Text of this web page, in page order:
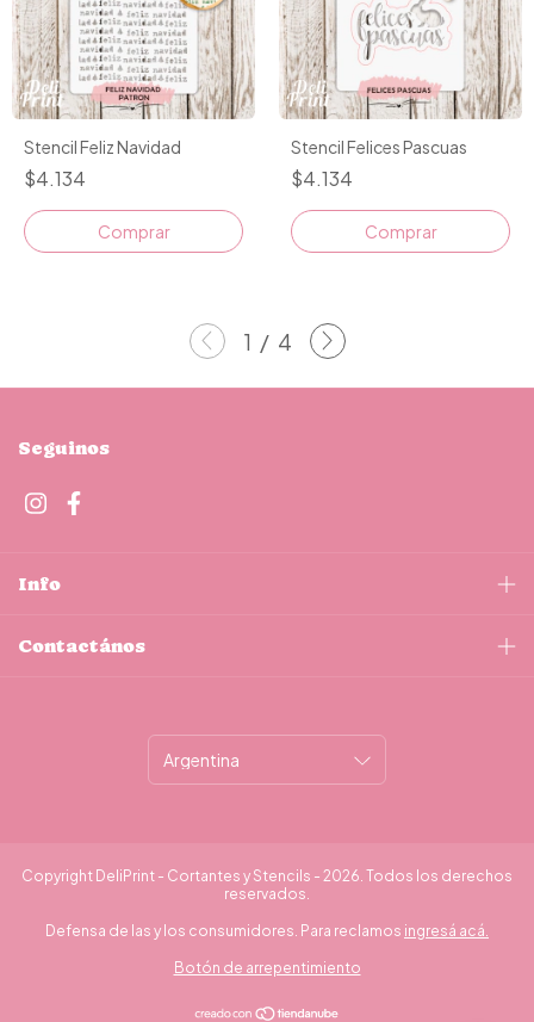
Stencil Feliz Navidad
$4.134
Stencil Felices Pascuas
$4.134
Comprar
1 / 4
Seguinos
Info
Contactános
Copyright DeliPrint - Cortantes y Stencils - 2026. Todos los derechos
reservados.
Defensa de las y los consumidores. Para reclamos ingresá acá.
Botón de arrepentimiento